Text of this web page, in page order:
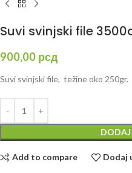
Suvi svinjski file
900,00 рсд
Suvi svinjski file, težine oko 250gr.
DODAJ
Add to compare Dodaj